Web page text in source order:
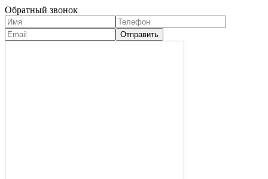
Обратный звонок